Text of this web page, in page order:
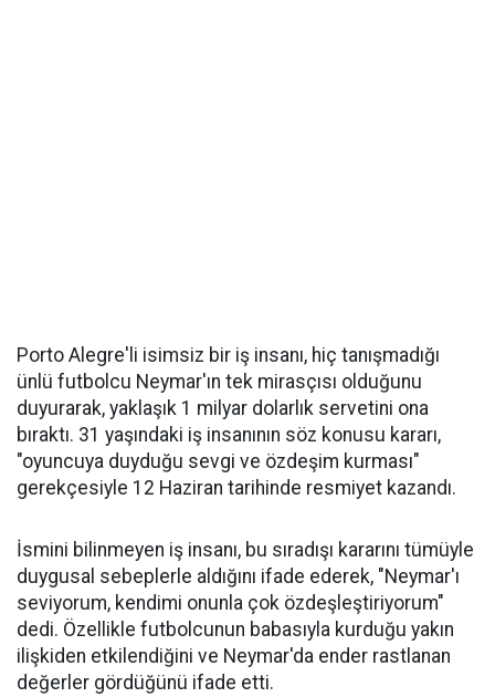
Porto Alegre'li isimsiz bir iş insanı, hiç tanışmadığı
ünlü futbolcu Neymar'ın tek mirasçısı olduğunu
duyurarak, yaklaşık 1 milyar dolarlık servetini ona
bıraktı. 31 yaşındaki iş insanının söz konusu kararı,
"oyuncuya duyduğu sevgi ve özdeşim kurması"
gerekçesiyle 12 Haziran tarihinde resmiyet kazandı.
İsmini bilinmeyen iş insanı, bu sıradışı kararını tümüyle
duygusal sebeplerle aldığını ifade ederek, "Neymar'ı
seviyorum, kendimi onunla çok özdeşleştiriyorum"
dedi. Özellikle futbolcunun babasıyla kurduğu yakın
ilişkiden etkilendiğini ve Neymar'da ender rastlanan
değerler gördüğünü ifade etti.